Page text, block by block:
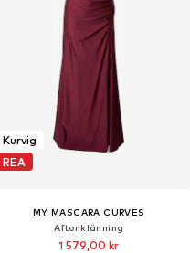
Kurvig
REA
MY MASCARA CURVES
Aftonklänning
1 579,00 kr